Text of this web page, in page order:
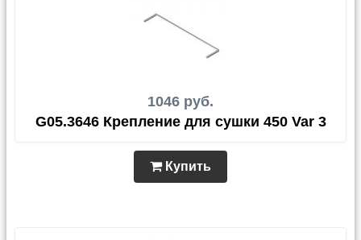
1046 руб.
G05.3646 Крепление для сушки 450 Var 3
Купить